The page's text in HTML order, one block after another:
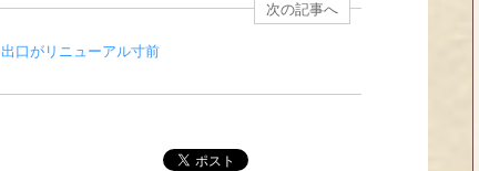
次の記事へ
出口がリニューアル寸前